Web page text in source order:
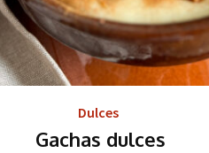
Dulces
Gachas dulces